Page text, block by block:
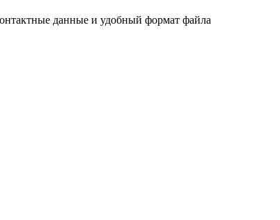
данные и удобный формат файла